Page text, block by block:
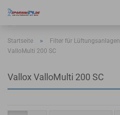
Startseite » Filter für Lüftungsanlagen
ValloMulti 200 SC
Vallox ValloMulti 200 SC